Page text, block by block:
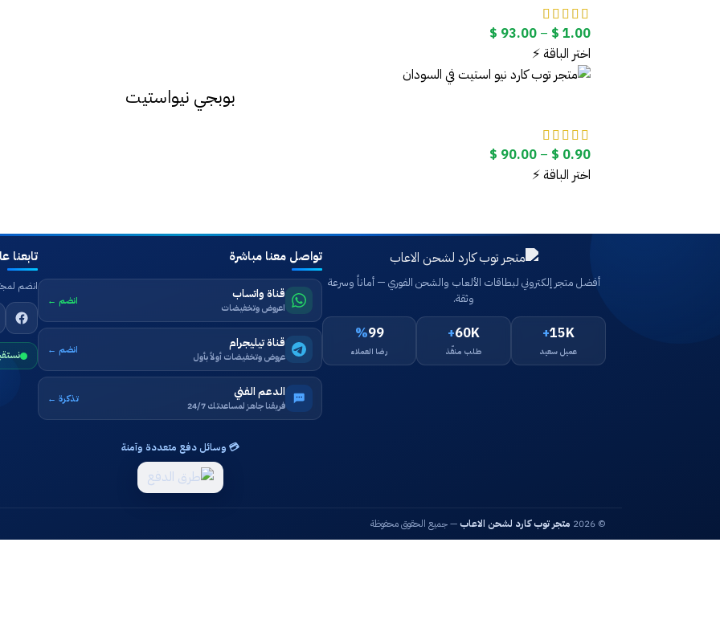
$ 1.00
–
$ 93.00
من
اختر الباقة ⚡
بوبجي نيواستيت
$ 0.90
–
$ 90.00
خلال
اختر الباقة ⚡
أفضل متجر إلكتروني لبطاقات الألعاب والشحن الفوري — أماناً وسرعة
وثقة.
15K
+
عميل سعيد
60K
+
طلب منفّذ
99
%
رضا العملاء
تواصل معنا مباشرة
قناة واتساب
اعروض وتخفيضات
انضم ←
قناة تيليجرام
عروض وتخفيضات أولاً بأول
انضم ←
الدعم الفني
فريقنا جاهز لمساعدتك 24/7
تذكرة ←
تابعنا
انضم
💳 وسائل دفع متعددة وآمنة
© 2026 متجر توب كارد لشحن الاعاب— جميع الحقوق محفوظة